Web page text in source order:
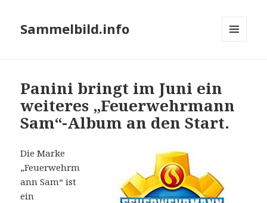
Sammelbild.info
Panini bringt im Juni ein
weiteres „Feuerwehrmann
Sam“-Album an den Start.
Die Marke
„Feuerwehrm
ann Sam“ ist
ein